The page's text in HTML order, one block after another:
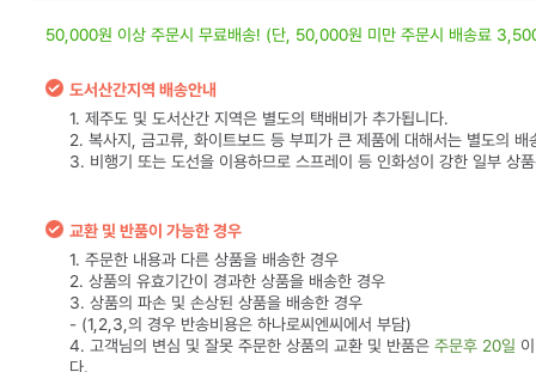
50,000원 이상 주문시 무료배송! (단, 50,000원 미만 주문시 배송료
도서산간지역 배송안내
1. 제주도 및 도서산간 지역은 별도의 택배비가 추가됩니다.
2. 복사지, 금고류, 화이트보드 등 부피가 큰 제품에 대해서는 별도의
3. 비행기 또는 도선을 이용하므로 스프레이 등 인화성이 강한 일부 상
교환 및 반품이 가능한 경우
1. 주문한 내용과 다른 상품을 배송한 경우
2. 상품의 유효기간이 경과한 상품을 배송한 경우
3. 상품의 파손 및 손상된 상품을 배송한 경우
- (1,2,3,의 경우 반송비용은 하나로씨엔씨에서 부담)
4. 고객님의 변심 및 잘못 주문한 상품의 교환 및 반품은 주문후 20일
다.